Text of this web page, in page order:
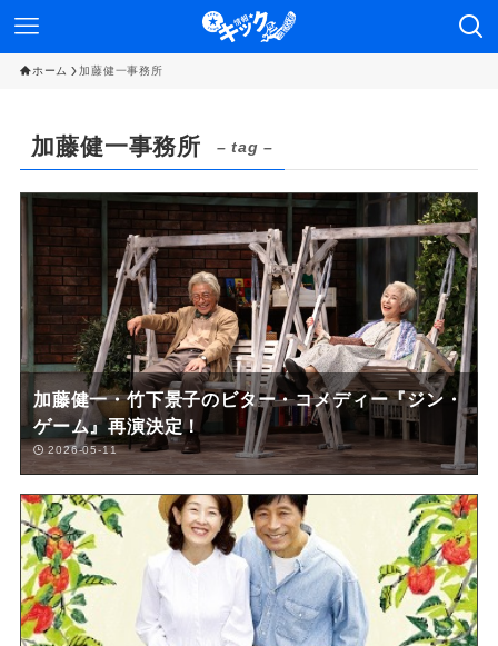
ホーム 加藤健一事務所
加藤健一事務所 – tag –
加藤健一・竹下景子のビター・コメディー『ジン・
ゲーム』再演決定！
2026-05-11